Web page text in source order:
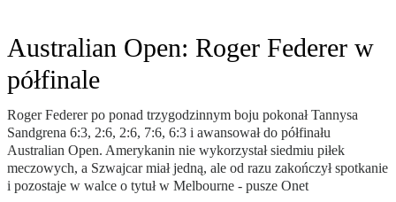
Australian Open: Roger Federer w
półfinale
Roger Federer po ponad trzygodzinnym boju pokonał Tannysa
Sandgrena 6:3, 2:6, 2:6, 7:6, 6:3 i awansował do półfinału
Australian Open. Amerykanin nie wykorzystał siedmiu piłek
meczowych, a Szwajcar miał jedną, ale od razu zakończył spotkanie
i pozostaje w walce o tytuł w Melbourne - pusze Onet